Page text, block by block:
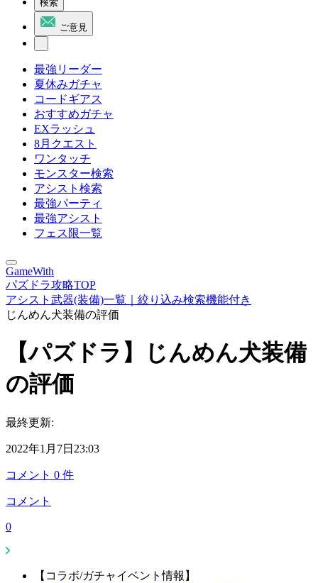
検索
ご意見
最強リーダー
夏休みガチャ
コードギアス
おすすめガチャ
EXラッシュ
8月クエスト
ワンタッチ
モンスター検索
アシスト検索
最強パーティ
最強アシスト
フェス限一覧
GameWith
パズドラ攻略TOP
アシスト武器(装備)一覧｜絞り込み検索機能付き
じんめん犬装備の評価
【パズドラ】じんめん犬装備
の評価
最終更新:
2022年1月7日23:03
コメント 0 件
コメント
0
【コラボ/ガチャイベント情報】